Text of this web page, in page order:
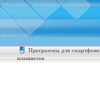
Программы для
планшетов